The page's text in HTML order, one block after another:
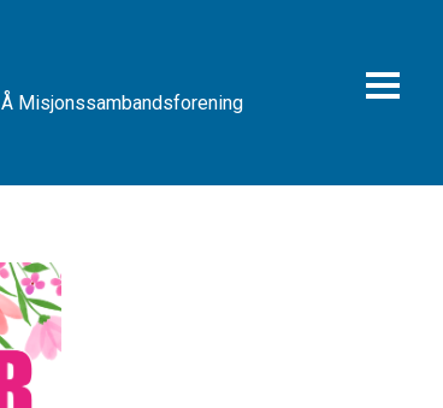
Å Misjonssambandsforening